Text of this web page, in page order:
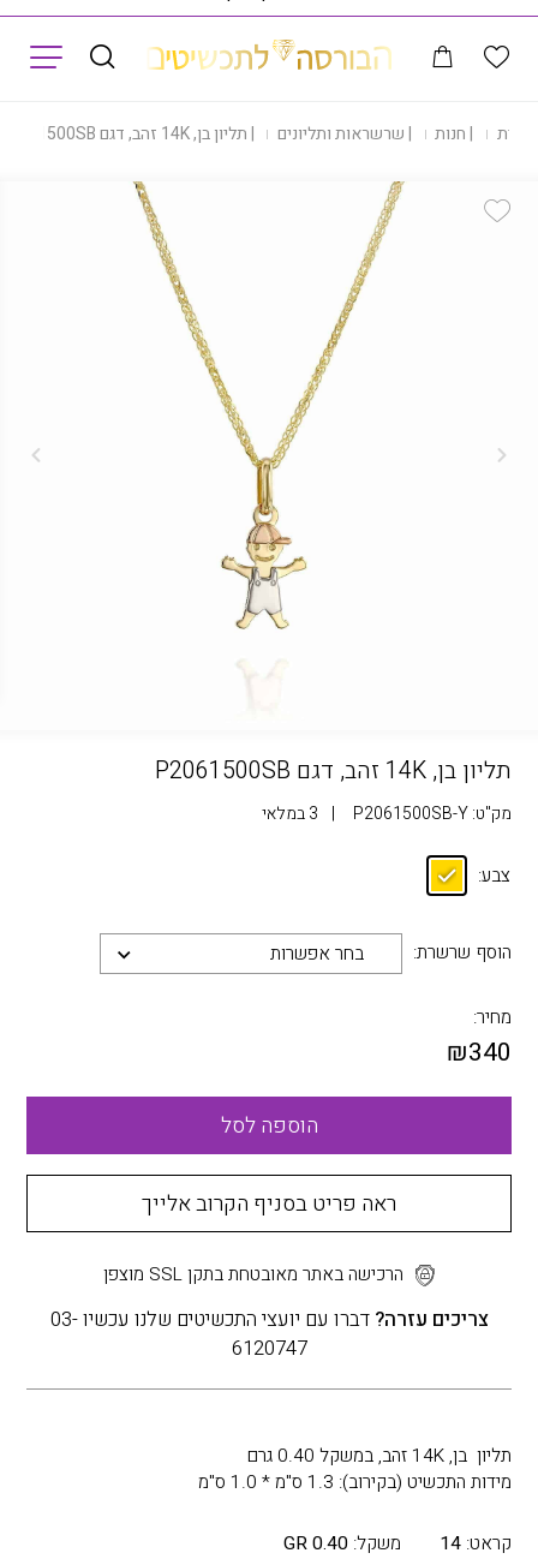
הבית |חנות |שרשראות ותליונים |תליון בן, 14K זהב, דגם P2061500SB
Add Wishlist
תליון בן, 14K זהב, דגם P2061500SB
מק"ט:P2061500SB-Y
| 3 במלאי
צבע:
הוסף שרשרת: בחר אפשרות
מחיר:
₪340
הוספה לסל
ראה פריט בסניף הקרוב אלייך
הרכישה באתר מאובטחת בתקן SSL מוצפן
צריכים עזרה?
דברו עם יועצי התכשיטים שלנו עכשיו 03-
6120747
תליון בן, 14K זהב, במשקל 0.40 גרם
מידות התכשיט (בקירוב): 1.3 ס"מ * 1.0 ס"מ
קראט: 14 משקל: 0.40 GR